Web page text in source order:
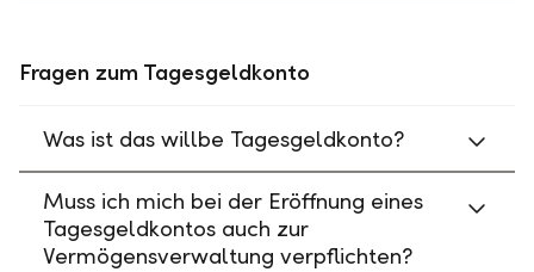
Fragen zum Tagesgeldkonto
Was ist das willbe Tagesgeldkonto?
Muss ich mich bei der Eröffnung eines
Tagesgeldkontos auch zur
Vermögensverwaltung verpflichten?